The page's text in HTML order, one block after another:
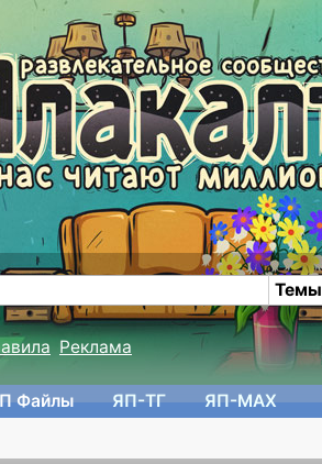
Темы
Реклама
Файлы ЯП-TГ ЯП-MAX